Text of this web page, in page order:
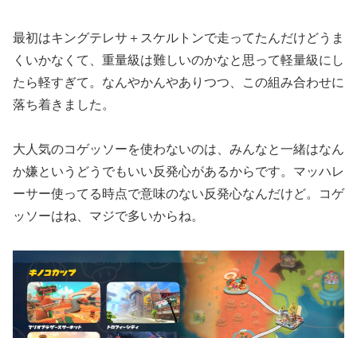
最初はキングテレサ＋スケルトンで走ってたんだけどうま
くいかなくて、重量級は難しいのかなと思って軽量級にし
たら軽すぎて。なんやかんやありつつ、この組み合わせに
落ち着きました。
大人気のコゲッソーを使わないのは、みんなと一緒はなん
か嫌というどうでもいい反発心があるからです。マッハレ
ーサー使ってる時点で意味のない反発心なんだけど。コゲ
ッソーはね、マジで多いからね。